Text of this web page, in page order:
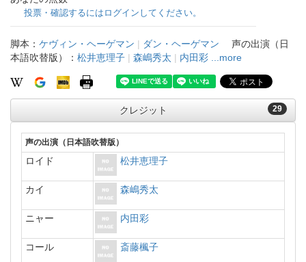
投票・確認するにはログインしてください。
脚本： ケヴィン・ヘーゲマン | ダン・ヘーゲマン
声の出演（日
本語吹替版）： 松井恵理子 | 森嶋秀太 | 内田彩 ...more
29
クレジット
声の出演（日本語吹替版）
ロイド 松井恵理子
カイ 森嶋秀太
ニャー 内田彩
コール 斎藤楓子